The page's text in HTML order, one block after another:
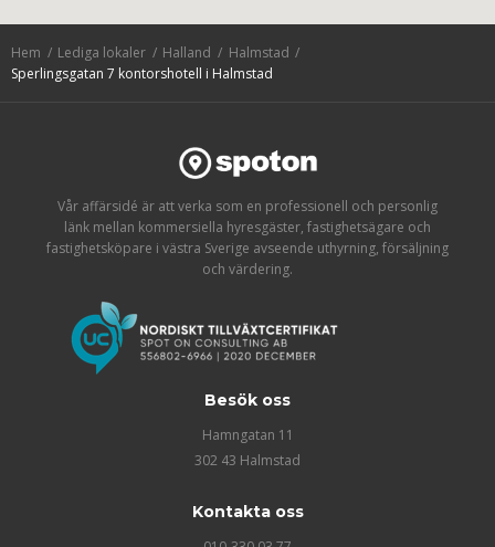
Hem Lediga lokaler Halland
Halmstad
Sperlingsgatan 7 kontorshotell i Halmstad
Vår affärsidé är att verka som en professionell och personlig
länk mellan kommersiella hyresgäster, fastighetsägare och
fastighetsköpare i västra Sverige avseende uthyrning, försäljning
och värdering.
Besök oss
Hamngatan 11
302 43 Halmstad
Kontakta oss